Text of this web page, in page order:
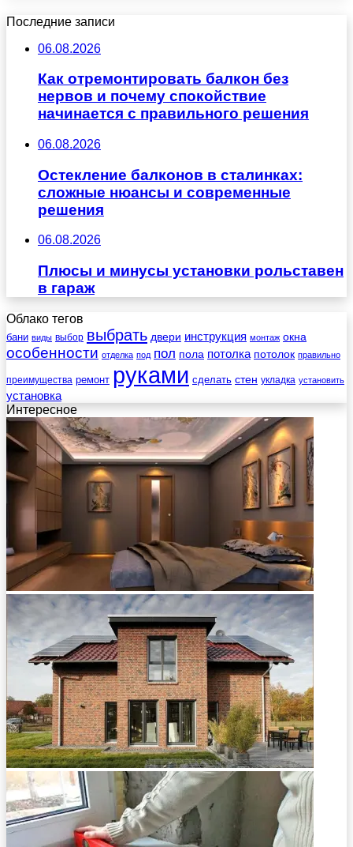
Последние записи
06.08.2026
Как отремонтировать балкон без
нервов и почему спокойствие
начинается с правильного решения
06.08.2026
Остекление балконов в сталинках:
сложные нюансы и современные
решения
06.08.2026
Плюсы и минусы установки рольставен
в гараж
Облако тегов
бани виды выбор выбрать двери инструкция монтаж окна
особенности отделка под пол пола потолка потолок правильно
преимущества ремонт руками сделать стен укладка установить
установка
Интересное